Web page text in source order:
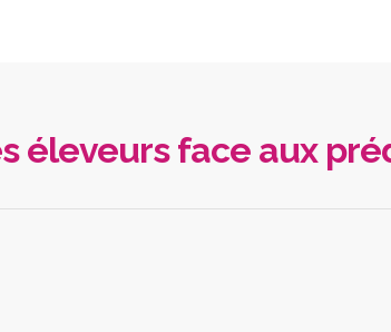
éleveurs face aux